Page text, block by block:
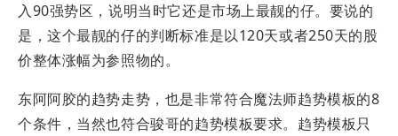
入90强势区，说明当时它还是市场上最靓的仔。要说的
是，这个最靓的仔的判断标准是以120天或者250天的股
价整体涨幅为参照物的。
东阿阿胶的趋势走势，也是非常符合魔法师趋势模板的8
个条件，当然也符合骏哥的趋势模板要求。 趋势模板只